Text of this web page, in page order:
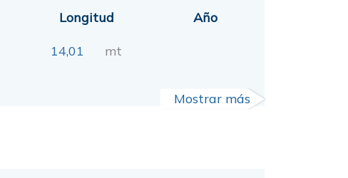
Longitud
14,01 mt
Año
Mostrar más